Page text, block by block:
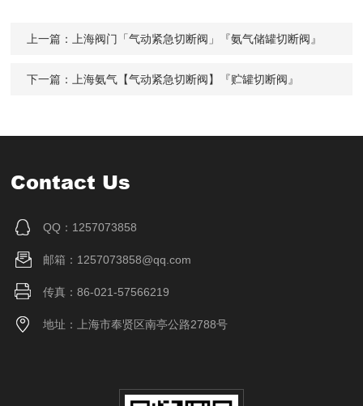
上一篇： 上海阀门「气动紧急切断阀」『氨气储罐切断阀』
下一篇： 上海氨气【气动紧急切断阀】『贮罐切断阀』
Contact Us
QQ：1257073858
邮箱：1257073858@qq.com
传真：86-021-57566219
地址：上海市奉贤区南亭公路2788号